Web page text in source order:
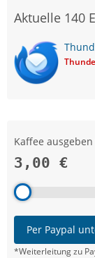
Aktuelle 140
Kaffee
3,00 €
Per Paypal
*Weiterleitung zu